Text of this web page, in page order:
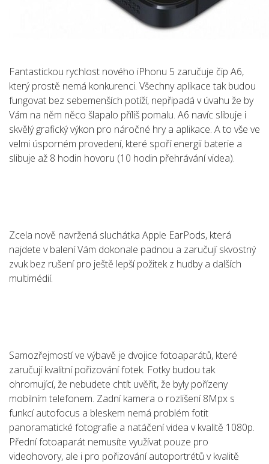
Fantastickou rychlost nového iPhonu 5 zaručuje čip A6,
který prostě nemá konkurenci. Všechny aplikace tak budou
fungovat bez sebemenších potíží, nepřipadá v úvahu že by
Vám na něm něco šlapalo příliš pomalu. A6 navíc slibuje i
skvělý grafický výkon pro náročné hry a aplikace. A to vše ve
velmi úsporném provedení, které spoří energii baterie a
slibuje až 8 hodin hovoru (10 hodin přehrávání videa).
Zcela nově navržená sluchátka Apple EarPods, která
najdete v balení Vám dokonale padnou a zaručují skvostný
zvuk bez rušení pro ještě lepší požitek z hudby a dalších
multimédií.
Samozřejmostí ve výbavě je dvojice fotoaparátů, které
zaručují kvalitní pořizování fotek. Fotky budou tak
ohromující, že nebudete chtít uvěřit, že byly pořízeny
mobilním telefonem. Zadní kamera o rozlišení 8Mpx s
funkcí autofocus a bleskem nemá problém fotit
panoramatické fotografie a natáčení videa v kvalitě 1080p.
Přední fotoaparát nemusíte využívat pouze pro
videohovory, ale i pro pořizování autoportrétů v kvalitě